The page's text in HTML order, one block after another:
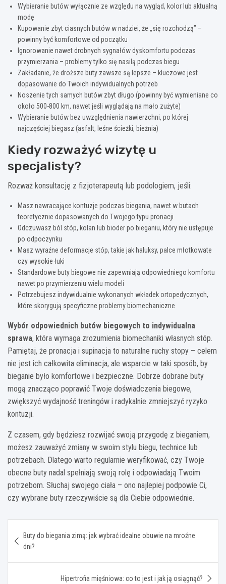
Wybieranie butów wyłącznie ze względu na wygląd, kolor lub aktualną
modę
Kupowanie zbyt ciasnych butów w nadziei, że „się rozchodzą” –
powinny być komfortowe od początku
Ignorowanie nawet drobnych sygnałów dyskomfortu podczas
przymierzania – problemy tylko się nasilą podczas biegu
Zakładanie, że droższe buty zawsze są lepsze – kluczowe jest
dopasowanie do Twoich indywidualnych potrzeb
Noszenie tych samych butów zbyt długo (powinny być wymieniane co
około 500-800 km, nawet jeśli wyglądają na mało zużyte)
Wybieranie butów bez uwzględnienia nawierzchni, po której
najczęściej biegasz (asfalt, leśne ścieżki, bieżnia)
Kiedy rozważyć wizytę u
specjalisty?
Rozważ konsultację z fizjoterapeutą lub podologiem, jeśli:
Masz nawracające kontuzje podczas biegania, nawet w butach
teoretycznie dopasowanych do Twojego typu pronacji
Odczuwasz ból stóp, kolan lub bioder po bieganiu, który nie ustępuje
po odpoczynku
Masz wyraźne deformacje stóp, takie jak haluksy, palce młotkowate
czy wysokie łuki
Standardowe buty biegowe nie zapewniają odpowiedniego komfortu
nawet po przymierzeniu wielu modeli
Potrzebujesz indywidualnie wykonanych wkładek ortopedycznych,
które skorygują specyficzne problemy biomechaniczne
Wybór odpowiednich butów biegowych to indywidualna
sprawa, która wymaga zrozumienia biomechaniki własnych stóp.
Pamiętaj, że pronacja i supinacja to naturalne ruchy stopy – celem
nie jest ich całkowita eliminacja, ale wsparcie w taki sposób, by
bieganie było komfortowe i bezpieczne. Dobrze dobrane buty
mogą znacząco poprawić Twoje doświadczenia biegowe,
zwiększyć wydajność treningów i radykalnie zmniejszyć ryzyko
kontuzji.
Z czasem, gdy będziesz rozwijać swoją przygodę z bieganiem,
możesz zauważyć zmiany w swoim stylu biegu, technice lub
potrzebach. Dlatego warto regularnie weryfikować, czy Twoje
obecne buty nadal spełniają swoją rolę i odpowiadają Twoim
potrzebom. Słuchaj swojego ciała – ono najlepiej podpowie Ci,
czy wybrane buty rzeczywiście są dla Ciebie odpowiednie.
wpisu
Buty do biegania zimą: jak wybrać idealne obuwie na mroźne
dni?
Hipertrofia mięśniowa: co to jest i jak ją osiągnąć?